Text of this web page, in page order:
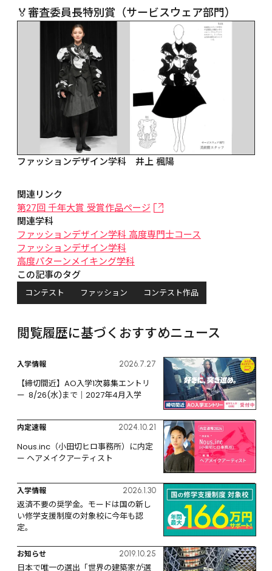
🏅審査委員長特別賞（サービスウェア部門）
ファッションデザイン学科　井上 楓陽
関連リンク
第27回 千年大賞 受賞作品ページ
関連学科
ファッションデザイン学科 高度専門士コース
ファッションデザイン学科
高度パターンメイキング学科
この記事のタグ
コンテスト ファッション コンテスト作品
閲覧履歴に基づくおすすめニュース
入学情報 2026.7.27
【締切間近】AO入学1次募集エントリ
ー  8/26(水)まで｜2027年4月入学
内定速報 2024.10.21
Nous.inc（小田切ヒロ事務所）に内定
ー ヘアメイクアーティスト
入学情報 2026.1.30
返済不要の奨学金。モードは国の新し
い修学支援制度の対象校に今年も認
定。
お知らせ 2019.10.25
日本で唯一の選出「世界の建築家が選